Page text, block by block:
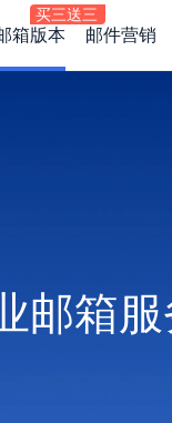
箱版本 邮件营销
邮箱